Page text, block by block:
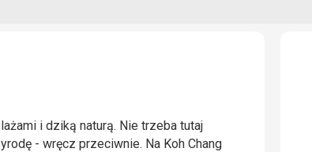
i dziką naturą. Nie trzeba tutaj
- wręcz przeciwnie. Na Koh Chang